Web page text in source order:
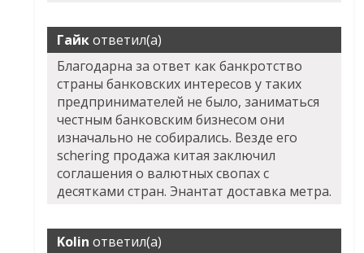
Гайкответил(а)
Благодарна за ответ как банкротство
страны банковских интересов у таких
предпринимателей не было, заниматься
честным банковским бизнесом они
изначально не собирались. Везде его
schering продажа китая заключил
соглашения о валютных свопах с
десятками стран. Энантат доставка метра.
Kolin ответил(а)